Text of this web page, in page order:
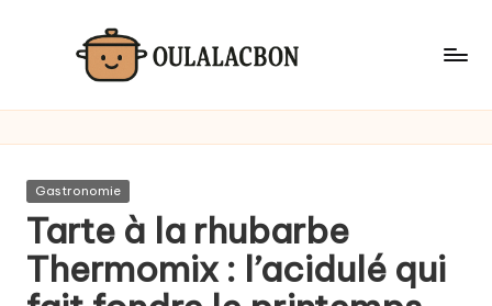
Posted
Gastronomie
Tarte à la rhubarbe
Thermomix : l’acidulé qui